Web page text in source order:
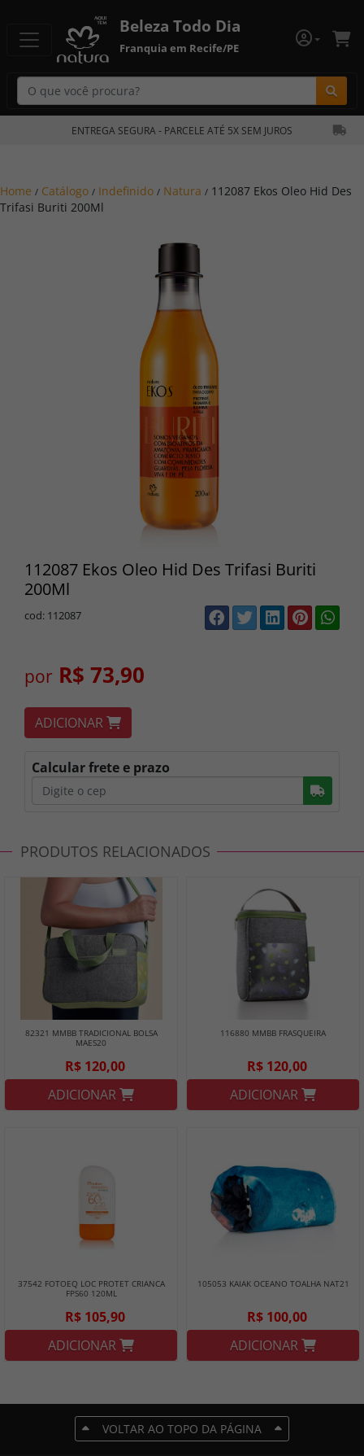
Beleza Todo Dia
Franquia em Recife/PE
ENTREGA SEGURA - PARCELE ATÉ 5X SEM JUROS
Home / Catálogo / Indefinido / Natura / 112087 Ekos Oleo Hid Des
Trifasi Buriti 200Ml
112087 Ekos Oleo Hid Des Trifasi Buriti
200Ml
cod: 112087
por R$ 73,90
ADICIONAR
Calcular frete e prazo
PRODUTOS RELACIONADOS
82321 MMBB TRADICIONAL BOLSA
MAES20
R$ 120,00
ADICIONAR
116880 MMBB FRASQUEIRA
R$ 120,00
ADICIONAR
37542 FOTOEQ LOC PROTET CRIANCA
FPS60 120ML
R$ 105,90
ADICIONAR
105053 KAIAK OCEANO TOALHA NAT21
R$ 100,00
ADICIONAR
VOLTAR AO TOPO DA PÁGINA